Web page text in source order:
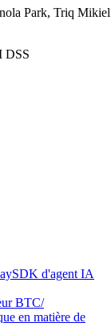
Park, Triq Mikiel
SDK d'agent IA
BTC/
en matière de